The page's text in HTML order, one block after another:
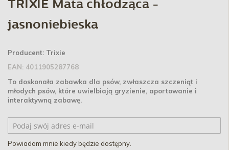
TRIXIE Mata chłodząca -
jasnoniebieska
Producent: Trixie
EAN: 4011905287768
To doskonała zabawka dla psów, zwłaszcza szczeniąt i
młodych psów, które uwielbiają gryzienie, aportowanie i
interaktywną zabawę.
Powiadom mnie kiedy będzie dostępny.